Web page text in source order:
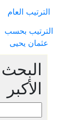
الترتيب العام
الترتيب بحسب
عثمان يحيى
الأكبر